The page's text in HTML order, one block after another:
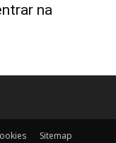
na
Sitemap